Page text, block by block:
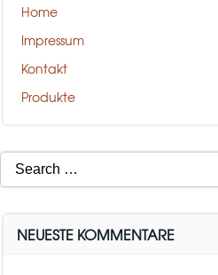
Home
Impressum
Kontakt
Produkte
Search
for:
NEUESTE KOMMENTARE